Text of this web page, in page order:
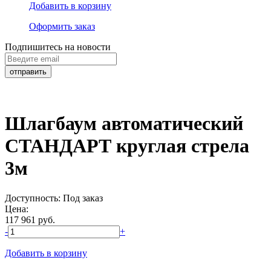
Добавить в корзину
Оформить заказ
Подпишитесь на новости
Шлагбаум автоматический
СТАНДАРТ круглая стрела
3м
Доступность: Под заказ
Цена:
117 961 руб.
-
+
Добавить в корзину